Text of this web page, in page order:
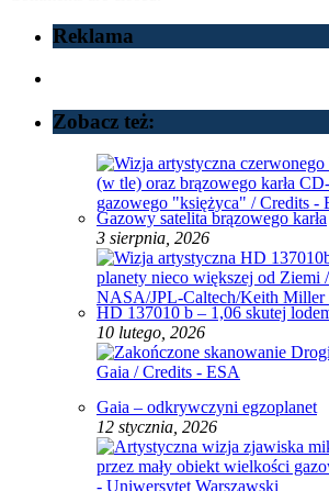
Reklama
Zobacz też:
Gazowy satelita brązowego karła
3 sierpnia, 2026
HD 137010 b – 1,06 skutej
10 lutego, 2026
Gaia – odkrywczyni egzoplanet
12 stycznia, 2026